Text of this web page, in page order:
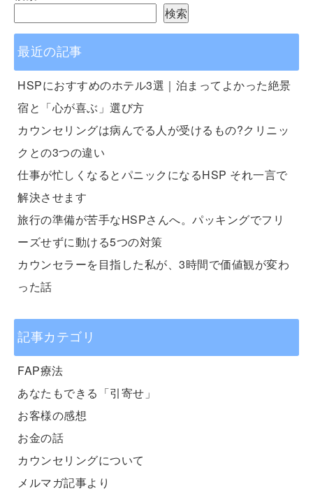
検索
最近の記事
HSPにおすすめのホテル3選｜泊まってよかった絶景
宿と「心が喜ぶ」選び方
カウンセリングは病んでる人が受けるもの?クリニッ
クとの3つの違い
仕事が忙しくなるとパニックになるHSP それ一言で
解決させます
旅行の準備が苦手なHSPさんへ。パッキングでフリ
ーズせずに動ける5つの対策
カウンセラーを目指した私が、3時間で価値観が変わ
った話
記事カテゴリ
FAP療法
あなたもできる「引寄せ」
お客様の感想
お金の話
カウンセリングについて
メルマガ記事より